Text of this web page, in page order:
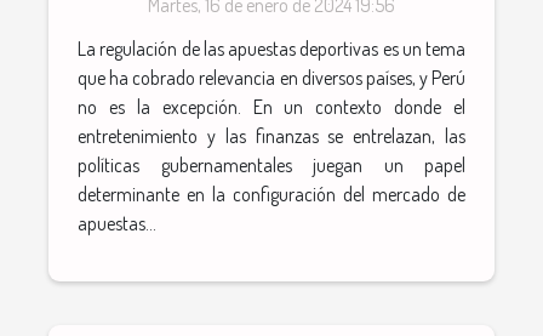
apuestas deportivas en
Perú
Martes, 16 de enero de 2024 19:56
La regulación de las apuestas deportivas es un tema
que ha cobrado relevancia en diversos países, y Perú
no es la excepción. En un contexto donde el
entretenimiento y las finanzas se entrelazan, las
políticas gubernamentales juegan un papel
determinante en la configuración del mercado de
apuestas...